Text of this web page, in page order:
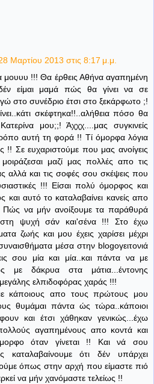
Μαρτίου 2013 στις 8:17 μ.μ.
μουυυ !!! Θα έρθεις Αθήνα αγαπημένη
είμαι μαμά πώς θα γίνει να σε
στο συνέδριο έτσι στο ξεκάρφωτο ;!
σκέφτηκα!!..αλήθεια πόσο θα
μου;;! Άχχχ....μας συγκινείς
αυτή τη φορά !! Τί όμορφα λόγια
!! Σε ευχαριστούμε που μας ανοίγεις
μαζί μας πολλές απο τις
αλλά και τις σοφές σου σκέψεις που
!!! Είσαι πολύ όμορφος και
και αυτό το καταλαβαίνει κανείς απο
να μήν ανοίξουμε τα παράθυρά
ψυχή σάν και'σένα !!! Στο έχω
ζωής και μου έχεις χαρίσει μέχρι
μέσα στην blogoγειτονιά
σου μία και μία..και πάντα να με
με δάκρυα στα μάτια...έντονης
ελπιδοφόρας χαράς !!!
κάποιους απο τους πρώτους μου
θυμάμαι πάντα ώς τώρα..κάποιοι
και έτσι χάθηκαν γενικώς...έχω
αγαπημένους απο κοντά και
όταν γίνεται !! Και νά σου
καταλαβαίνουμε ότι δέν υπάρχει
όπως στην αρχή που είμαστε πιό
να μήν χανόμαστε τελείως !!